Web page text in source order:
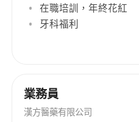
在職培訓，年終花紅
牙科福利
業務員
漢方醫藥有限公司